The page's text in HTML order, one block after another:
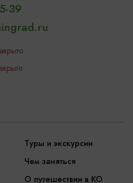
39
Туры и экскурсии
Чем заняться
О путешествии в КО